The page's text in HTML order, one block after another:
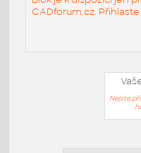
CADforum.cz. Přihlaste
Nejste